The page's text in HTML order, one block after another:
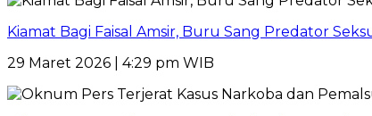
Kiamat Bagi Faisal Amsir, Buru Sang Predator
29 Maret 2026 | 4:29 pm WIB